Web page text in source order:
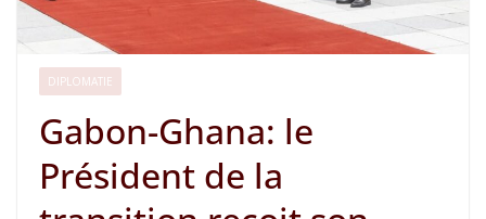
DIPLOMATIE
Gabon-Ghana: le
Président de la